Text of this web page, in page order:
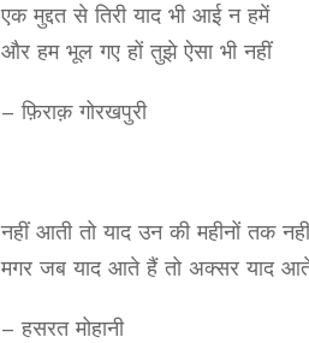
एक मुद्दत से तिरी याद भी आई न हमें
और हम भूल गए हों तुझे ऐसा भी नहीं
– फ़िराक़ गोरखपुरी
नहीं आती तो याद उन की महीनों तक
मगर जब याद आते हैं तो अक्सर याद
– हसरत मोहानी